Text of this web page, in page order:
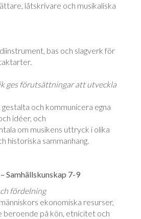
låtskrivare och musikaliska
bas och slagverk för
ges förutsättningar att utveckla
gestalta och kommunicera egna
idéer, och
om musikens uttryck i olika
historiska sammanhang.
Samhällskunskap 7-9
fördelning
ekonomiska resurser,
beroende på kön, etnicitet och